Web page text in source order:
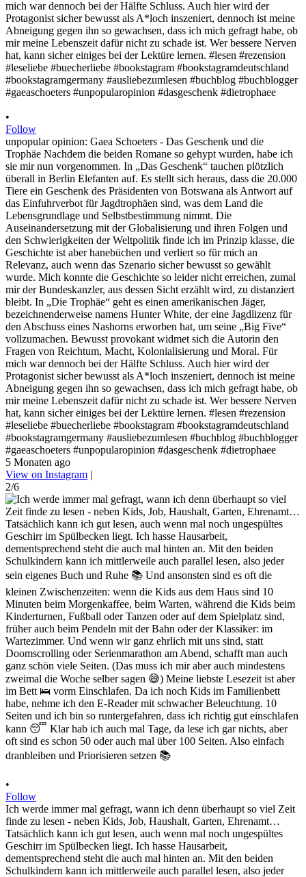
•
Follow
unpopular opinion: Gaea Schoeters - Das Geschenk und die
Trophäe Nachdem die beiden Romane so gehypt wurden, habe ich
sie mir nun vorgenommen. In „Das Geschenk“ tauchen plötzlich
überall in Berlin Elefanten auf. Es stellt sich heraus, dass die 20.000
Tiere ein Geschenk des Präsidenten von Botswana als Antwort auf
das Einfuhrverbot für Jagdtrophäen sind, was dem Land die
Lebensgrundlage und Selbstbestimmung nimmt. Die
Auseinandersetzung mit der Globalisierung und ihren Folgen und
den Schwierigkeiten der Weltpolitik finde ich im Prinzip klasse, die
Geschichte ist aber hanebüchen und verliert so für mich an
Relevanz, auch wenn das Szenario sicher bewusst so gewählt
wurde. Mich konnte die Geschichte so leider nicht erreichen, zumal
mir der Bundeskanzler, aus dessen Sicht erzählt wird, zu distanziert
bleibt. In „Die Trophäe“ geht es einen amerikanischen Jäger,
bezeichnenderweise namens Hunter White, der eine Jagdlizenz für
den Abschuss eines Nashorns erworben hat, um seine „Big Five“
vollzumachen. Bewusst provokant widmet sich die Autorin den
Fragen von Reichtum, Macht, Kolonialisierung und Moral. Für
mich war dennoch bei der Hälfte Schluss. Auch hier wird der
Protagonist sicher bewusst als A*loch inszeniert, dennoch ist meine
Abneigung gegen ihn so gewachsen, dass ich mich gefragt habe, ob
mir meine Lebenszeit dafür nicht zu schade ist. Wer bessere Nerven
hat, kann sicher einiges bei der Lektüre lernen. #lesen #rezension
#leseliebe #buecherliebe #bookstagram #bookstagramdeutschland
#bookstagramgermany #ausliebezumlesen #buchblog #buchblogger
#gaeaschoeters #unpopularopinion #dasgeschenk #dietrophaee
5 Monaten ago
View on Instagram |
2/6
•
Follow
Ich werde immer mal gefragt, wann ich denn überhaupt so viel Zeit
finde zu lesen - neben Kids, Job, Haushalt, Garten, Ehrenamt…
Tatsächlich kann ich gut lesen, auch wenn mal noch ungespültes
Geschirr im Spülbecken liegt. Ich hasse Hausarbeit,
dementsprechend steht die auch mal hinten an. Mit den beiden
Schulkindern kann ich mittlerweile auch parallel lesen, also jeder